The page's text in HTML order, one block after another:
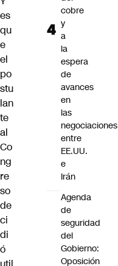
es
qu
e
el
po
stu
lan
te
al
Co
ng
re
so
de
ci
di
ó
cobre
y
a
la
espera
de
avances
en
las
negociaciones
entre
EE.UU.
e
Irán
Agenda
de
seguridad
del
Gobierno:
Oposición